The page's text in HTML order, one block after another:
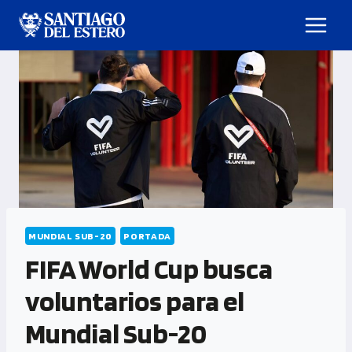
MUNDIAL SUB-20 PORTADA
FIFA World Cup busca
voluntarios para el
Mundial Sub-20